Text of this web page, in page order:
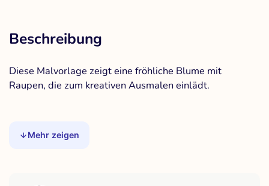
Beschreibung
Diese Malvorlage zeigt eine fröhliche Blume mit
Raupen, die zum kreativen Ausmalen einlädt.
Mehr zeigen